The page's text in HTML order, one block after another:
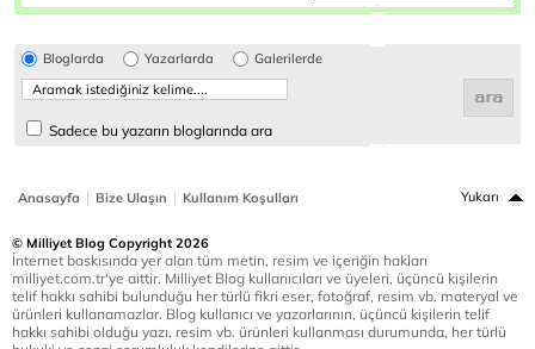
Bloglarda Yazarlarda Galerilerde
Sadece bu yazarın bloglarında ara
Anasayfa | Bize Ulaşın | Kullanım Koşulları Yukarı
© Milliyet Blog Copyright 2026
İnternet baskısında yer alan tüm metin, resim ve içeriğin hakları
milliyet.com.tr'ye aittir. Milliyet Blog kullanıcıları ve üyeleri, üçüncü kişilerin
telif hakkı sahibi bulunduğu her türlü fikri eser, fotoğraf, resim vb. materyal ve
ürünleri kullanamazlar. Blog kullanıcı ve yazarlarının, üçüncü kişilerin telif
hakkı sahibi olduğu yazı, resim vb. ürünleri kullanması durumunda, her türlü